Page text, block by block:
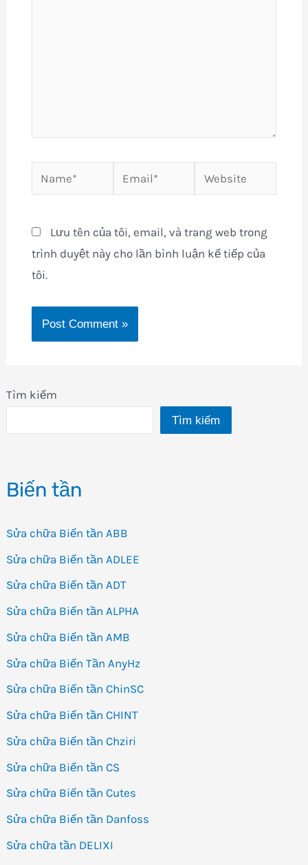
Tìm kiếm
Tìm kiếm
Biến tần
Sửa chữa Biến tần ABB
Sửa chữa Biến tần ADLEE
Sửa chữa Biến tần ADT
Sửa chữa Biến tần ALPHA
Sửa chữa Biến tần AMB
Sửa chữa Biến Tần AnyHz
Sửa chữa Biến tần ChinSC
Sửa chữa Biến tần CHINT
Sửa chữa Biến tần Chziri
Sửa chữa Biến tần CS
Sửa chữa Biến tần Cutes
Sửa chữa Biến tần Danfoss
Sửa chữa tần DELIXI
Name* Email* Website
Lưu tên của tôi, email, và trang web trong
trình duyệt này cho lần bình luận kế tiếp của
tôi.